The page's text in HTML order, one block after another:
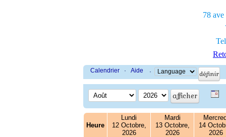
78 ave
Calendrier · Aide ·
Heure
Lundi
12 Octobre,
2026
Mardi
13 Octobre,
2026
14
2026